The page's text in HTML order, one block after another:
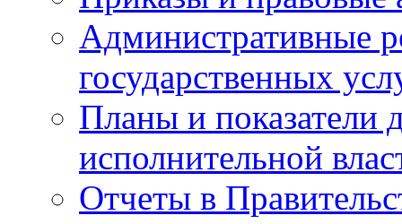
Административные
государственных
Планы и показатели
исполнительной
Отчеты в